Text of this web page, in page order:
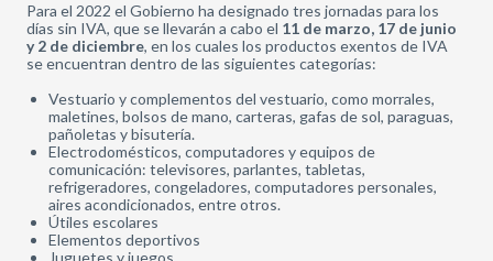
Para el 2022 el Gobierno ha designado tres jornadas para los
días sin IVA, que se llevarán a cabo el 11 de marzo, 17 de junio
y 2 de diciembre, en los cuales los productos exentos de IVA
se encuentran dentro de las siguientes categorías:
Vestuario y complementos del vestuario, como morrales,
maletines, bolsos de mano, carteras, gafas de sol, paraguas,
pañoletas y bisutería.
Electrodomésticos, computadores y equipos de
comunicación: televisores, parlantes, tabletas,
refrigeradores, congeladores, computadores personales,
aires acondicionados, entre otros.
Útiles escolares
Elementos deportivos
Juguetes y juegos